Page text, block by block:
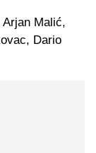
Malić,
Dario